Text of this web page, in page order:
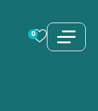
0